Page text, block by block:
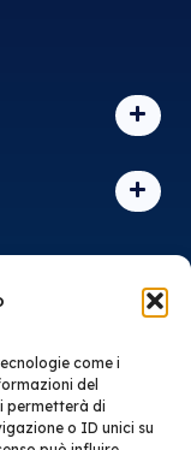
come i
del
permetterà di
o ID unici su